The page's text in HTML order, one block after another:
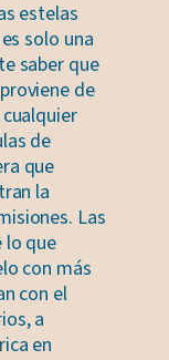
estelas
solo una
saber que
de
de
que
la
Las
lo que
con más
con el
a
en